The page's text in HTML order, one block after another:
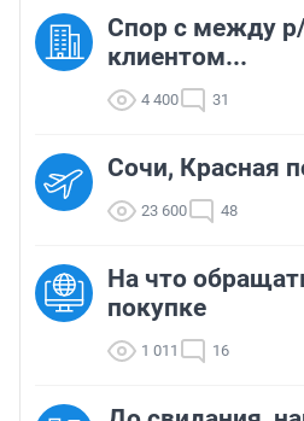
Спор с между
клиентом...
4 400 31
Сочи, Красная
23 600 48
На что
покупке
1 011 16